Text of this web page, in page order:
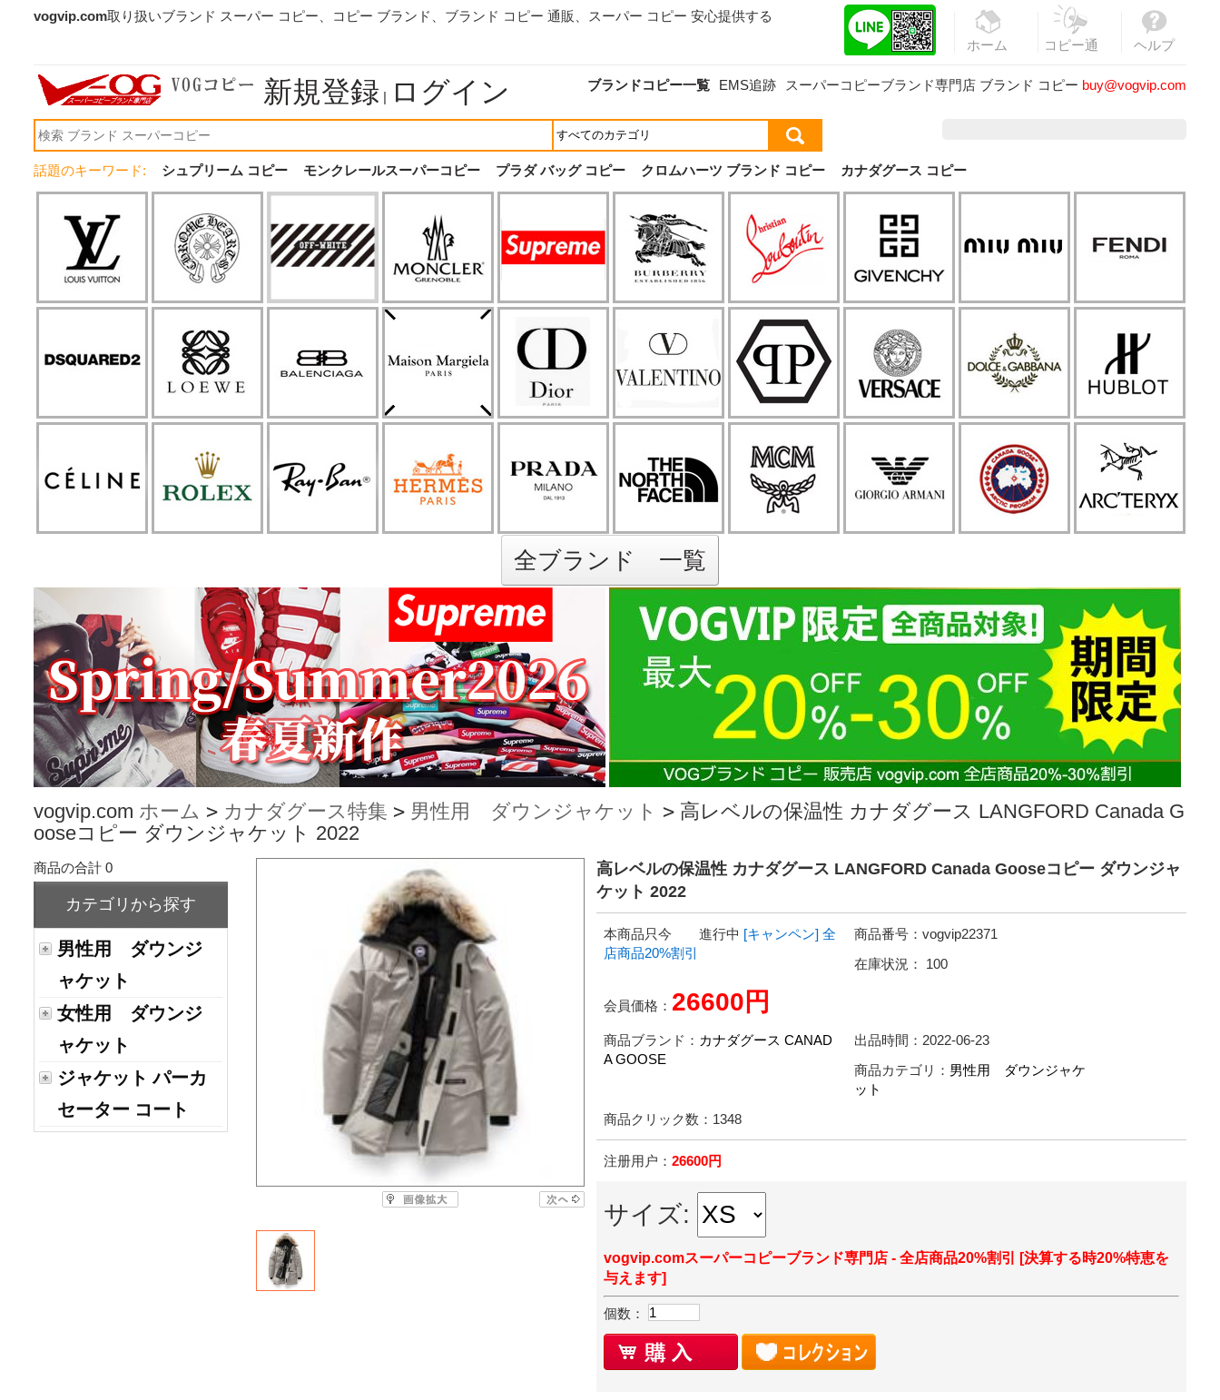
vogvip.com取り扱いブランド スーパー コピー、コピー ブランド、 ブランド コピー 通販
、スーパー コピー 安心提供する
ホーム
コピー通
ヘルプ
新規登録 | ログイン ブランドコピー一覧 EMS追跡 スーパーコピーブランド専門店 ブランド コピー buy@vogvip.com
話題のキーワード: シュプリーム コピー モンクレールスーパーコピー プラダ バッグ コピー クロムハーツ ブランド コピー カナダグース コピー
全ブランド 一覧
vogvip.com ホーム > カナダグース特集 > 男性用 ダウンジャケット > 高レベルの保温性 カナダグース LANGFORD Canada G
ooseコピー ダウンジャケット 2022
商品の合計 0
カテゴリから探す
男性用 ダウンジ
ャケット
女性用 ダウンジ
ャケット
ジャケット パーカ
セーター コート
高レベルの保温性 カナダグース LANGFORD Canada Gooseコピー ダウンジャ
ケット 2022
本商品只今 進行中 [キャンペン] 全
店商品20%割引
商品番号： vogvip22371
在庫状況：
100
会員価格： 26600円
商品ブランド： カナダグース CANAD
A GOOSE
出品時間： 2022-06-23
商品カテゴリ： 男性用 ダウンジャケ
ット
商品クリック数： 1348
注册用户： 26600円
サイズ:
vogvip.comスーパーコピーブランド専門店 - 全店商品20%割引 [決算する時20%特恵を
与えます]
個数：